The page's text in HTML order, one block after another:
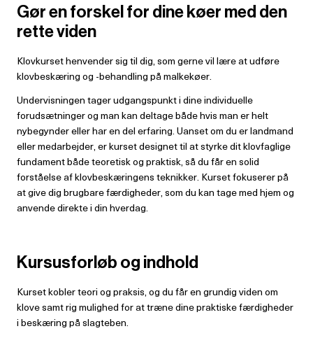
Gør en forskel for dine køer med den
rette viden
Klovkurset henvender sig til dig, som gerne vil lære at udføre
klovbeskæring og -behandling på malkekøer.
Undervisningen tager udgangspunkt i dine individuelle
forudsætninger og man kan deltage både hvis man er helt
nybegynder eller har en del erfaring. Uanset om du er landmand
eller medarbejder, er kurset designet til at styrke dit klovfaglige
fundament både teoretisk og praktisk, så du får en solid
forståelse af klovbeskæringens teknikker. Kurset fokuserer på
at give dig brugbare færdigheder, som du kan tage med hjem og
anvende direkte i din hverdag.
Kursusforløb og indhold
Kurset kobler teori og praksis, og du får en grundig viden om
klove samt rig mulighed for at træne dine praktiske færdigheder
i beskæring på slagteben.